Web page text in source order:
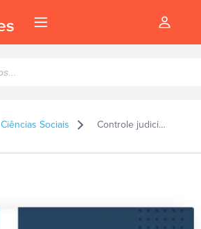
Ciências Sociais Controle judicial da atividade administrativa brasileira – Capa dura